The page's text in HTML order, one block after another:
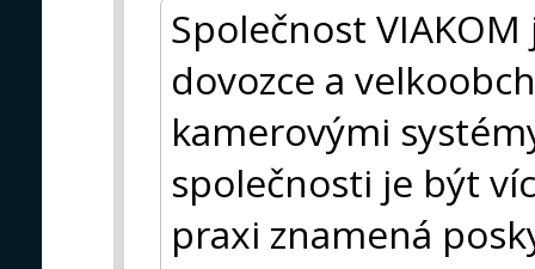
Společnost
dovozce a
kamerovými
společnosti je být
praxi znamená